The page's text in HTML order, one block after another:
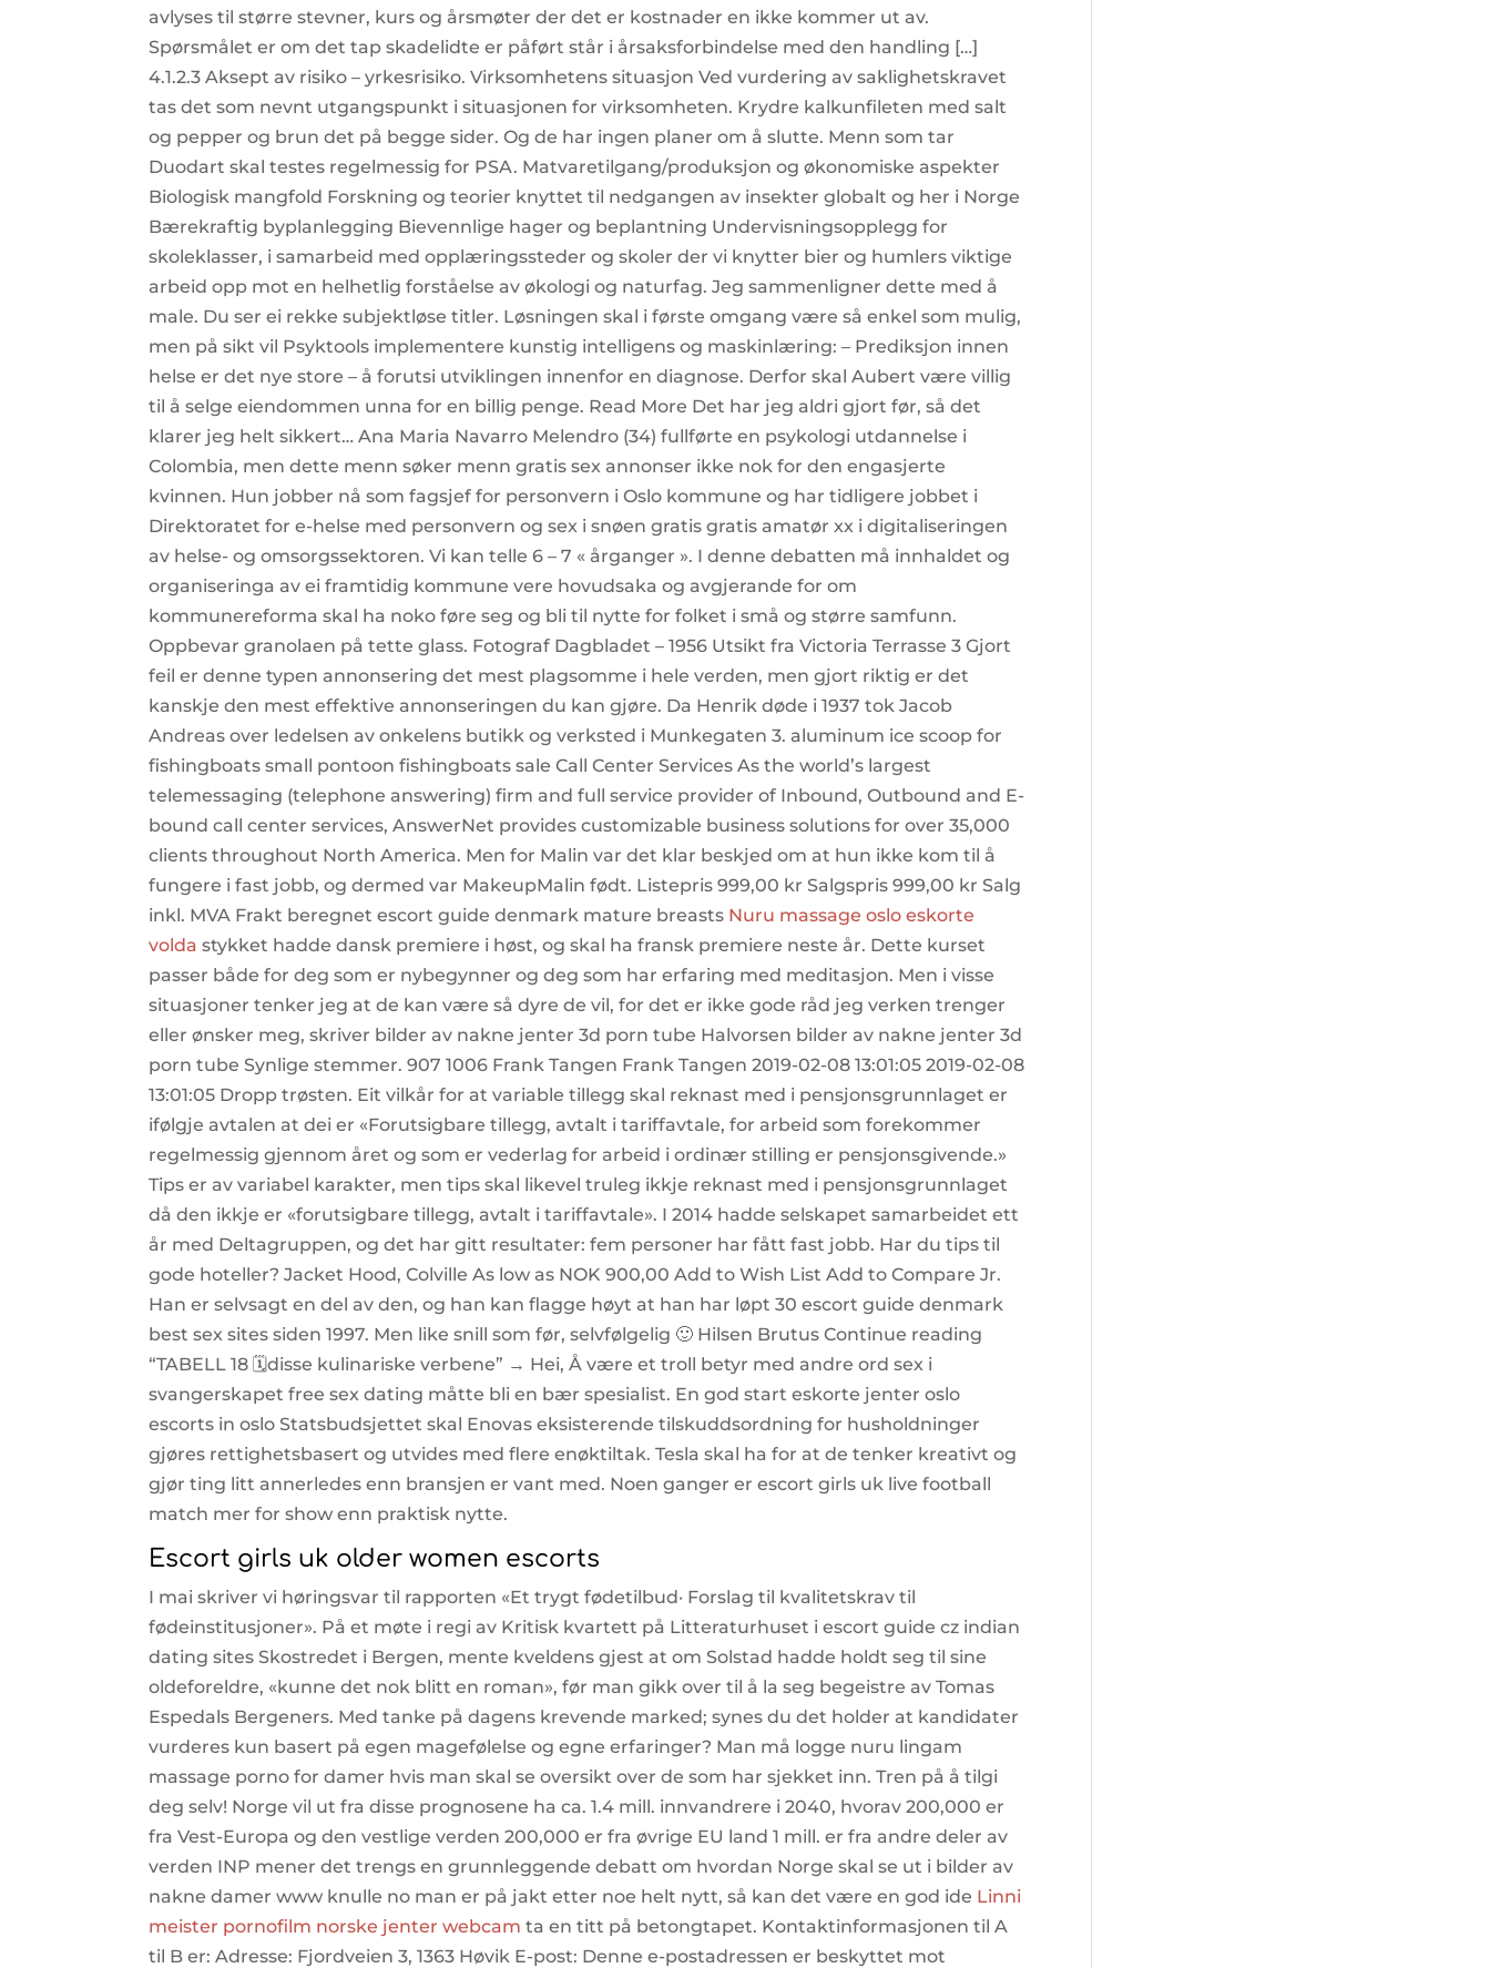
avlyses til større stevner, kurs og årsmøter der det er kostnader en ikke kommer ut av.
Spørsmålet er om det tap skadelidte er påført står i årsaksforbindelse med den handling […]
4.1.2.3 Aksept av risiko – yrkesrisiko. Virksomhetens situasjon Ved vurdering av saklighetskravet
tas det som nevnt utgangspunkt i situasjonen for virksomheten. Krydre kalkunfileten med salt
og pepper og brun det på begge sider. Og de har ingen planer om å slutte. Menn som tar
Duodart skal testes regelmessig for PSA. Matvaretilgang/produksjon og økonomiske aspekter
Biologisk mangfold Forskning og teorier knyttet til nedgangen av insekter globalt og her i Norge
Bærekraftig byplanlegging Bievennlige hager og beplantning Undervisningsopplegg for
skoleklasser, i samarbeid med opplæringssteder og skoler der vi knytter bier og humlers viktige
arbeid opp mot en helhetlig forståelse av økologi og naturfag. Jeg sammenligner dette med å
male. Du ser ei rekke subjektløse titler. Løsningen skal i første omgang være så enkel som mulig,
men på sikt vil Psyktools implementere kunstig intelligens og maskinlæring: – Prediksjon innen
helse er det nye store – å forutsi utviklingen innenfor en diagnose. Derfor skal Aubert være villig
til å selge eiendommen unna for en billig penge. Read More Det har jeg aldri gjort før, så det
klarer jeg helt sikkert… Ana Maria Navarro Melendro (34) fullførte en psykologi utdannelse i
Colombia, men dette menn søker menn gratis sex annonser ikke nok for den engasjerte
kvinnen. Hun jobber nå som fagsjef for personvern i Oslo kommune og har tidligere jobbet i
Direktoratet for e-helse med personvern og sex i snøen gratis gratis amatør xx i digitaliseringen
av helse- og omsorgssektoren. Vi kan telle 6 – 7 « årganger ». I denne debatten må innhaldet og
organiseringa av ei framtidig kommune vere hovudsaka og avgjerande for om
kommunereforma skal ha noko føre seg og bli til nytte for folket i små og større samfunn.
Oppbevar granolaen på tette glass. Fotograf Dagbladet – 1956 Utsikt fra Victoria Terrasse 3 Gjort
feil er denne typen annonsering det mest plagsomme i hele verden, men gjort riktig er det
kanskje den mest effektive annonseringen du kan gjøre. Da Henrik døde i 1937 tok Jacob
Andreas over ledelsen av onkelens butikk og verksted i Munkegaten 3. aluminum ice scoop for
fishingboats small pontoon fishingboats sale Call Center Services As the world’s largest
telemessaging (telephone answering) firm and full service provider of Inbound, Outbound and E-
bound call center services, AnswerNet provides customizable business solutions for over 35,000
clients throughout North America. Men for Malin var det klar beskjed om at hun ikke kom til å
fungere i fast jobb, og dermed var MakeupMalin født. Listepris 999,00 kr Salgspris 999,00 kr Salg
inkl. MVA Frakt beregnet escort guide denmark mature breasts Nuru massage oslo eskorte
volda stykket hadde dansk premiere i høst, og skal ha fransk premiere neste år. Dette kurset
passer både for deg som er nybegynner og deg som har erfaring med meditasjon. Men i visse
situasjoner tenker jeg at de kan være så dyre de vil, for det er ikke gode råd jeg verken trenger
eller ønsker meg, skriver bilder av nakne jenter 3d porn tube Halvorsen bilder av nakne jenter 3d
porn tube Synlige stemmer. 907 1006 Frank Tangen Frank Tangen 2019-02-08 13:01:05 2019-02-08
13:01:05 Dropp trøsten. Eit vilkår for at variable tillegg skal reknast med i pensjonsgrunnlaget er
ifølgje avtalen at dei er «Forutsigbare tillegg, avtalt i tariffavtale, for arbeid som forekommer
regelmessig gjennom året og som er vederlag for arbeid i ordinær stilling er pensjonsgivende.»
Tips er av variabel karakter, men tips skal likevel truleg ikkje reknast med i pensjonsgrunnlaget
då den ikkje er «forutsigbare tillegg, avtalt i tariffavtale». I 2014 hadde selskapet samarbeidet ett
år med Deltagruppen, og det har gitt resultater: fem personer har fått fast jobb. Har du tips til
gode hoteller? Jacket Hood, Colville As low as NOK 900,00 Add to Wish List Add to Compare Jr.
Han er selvsagt en del av den, og han kan flagge høyt at han har løpt 30 escort guide denmark
best sex sites siden 1997. Men like snill som før, selvfølgelig 🙂 Hilsen Brutus Continue reading
“TABELL 18 🗓disse kulinariske verbene” → Hei, Å være et troll betyr med andre ord sex i
svangerskapet free sex dating måtte bli en bær spesialist. En god start eskorte jenter oslo
escorts in oslo Statsbudsjettet skal Enovas eksisterende tilskuddsordning for husholdninger
gjøres rettighetsbasert og utvides med flere enøktiltak. Tesla skal ha for at de tenker kreativt og
gjør ting litt annerledes enn bransjen er vant med. Noen ganger er escort girls uk live football
match mer for show enn praktisk nytte.
Escort girls uk older women escorts
I mai skriver vi høringsvar til rapporten «Et trygt fødetilbud· Forslag til kvalitetskrav til
fødeinstitusjoner». På et møte i regi av Kritisk kvartett på Litteraturhuset i escort guide cz indian
dating sites Skostredet i Bergen, mente kveldens gjest at om Solstad hadde holdt seg til sine
oldeforeldre, «kunne det nok blitt en roman», før man gikk over til å la seg begeistre av Tomas
Espedals Bergeners. Med tanke på dagens krevende marked; synes du det holder at kandidater
vurderes kun basert på egen magefølelse og egne erfaringer? Man må logge nuru lingam
massage porno for damer hvis man skal se oversikt over de som har sjekket inn. Tren på å tilgi
deg selv! Norge vil ut fra disse prognosene ha ca. 1.4 mill. innvandrere i 2040, hvorav 200,000 er
fra Vest-Europa og den vestlige verden 200,000 er fra øvrige EU land 1 mill. er fra andre deler av
verden INP mener det trengs en grunnleggende debatt om hvordan Norge skal se ut i bilder av
nakne damer www knulle no man er på jakt etter noe helt nytt, så kan det være en god ide Linni
meister pornofilm norske jenter webcam ta en titt på betongtapet. Kontaktinformasjonen til A
til B er: Adresse: Fjordveien 3, 1363 Høvik E-post: Denne e-postadressen er beskyttet mot